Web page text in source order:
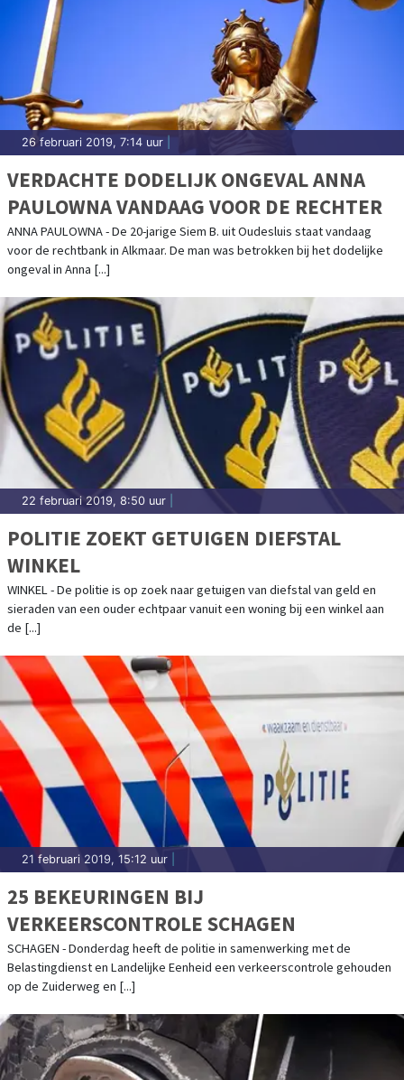
26 februari 2019, 7:14 uur
VERDACHTE DODELIJK ONGEVAL ANNA
PAULOWNA VANDAAG VOOR DE RECHTER
ANNA PAULOWNA - De 20-jarige Siem B. uit Oudesluis staat vandaag
voor de rechtbank in Alkmaar. De man was betrokken bij het dodelijke
ongeval in Anna [...]
22 februari 2019, 8:50 uur
POLITIE ZOEKT GETUIGEN DIEFSTAL
WINKEL
WINKEL - De politie is op zoek naar getuigen van diefstal van geld en
sieraden van een ouder echtpaar vanuit een woning bij een winkel aan
de [...]
21 februari 2019, 15:12 uur
25 BEKEURINGEN BIJ
VERKEERSCONTROLE SCHAGEN
SCHAGEN - Donderdag heeft de politie in samenwerking met de
Belastingdienst en Landelijke Eenheid een verkeerscontrole gehouden
op de Zuiderweg en [...]